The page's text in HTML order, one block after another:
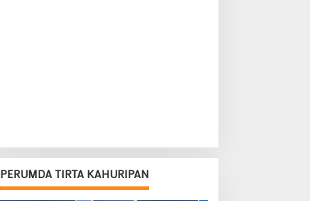
PERUMDA TIRTA KAHURIPAN